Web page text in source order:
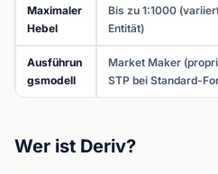
Maximaler
Hebel
Bis zu 1:1000
Entität)
Ausführun
gsmodell
Market Maker
STP bei Standard-
Wer ist Deriv?